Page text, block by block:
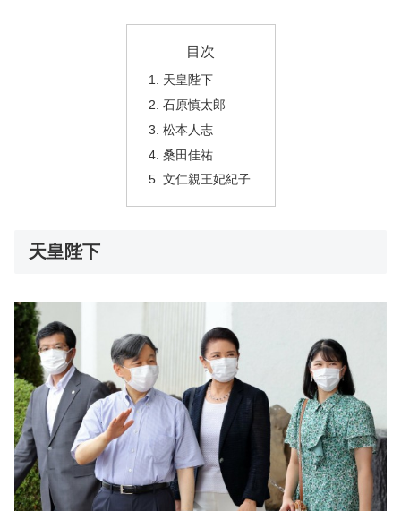
目次
天皇陛下
石原慎太郎
松本人志
桑田佳祐
文仁親王妃紀子
天皇陛下